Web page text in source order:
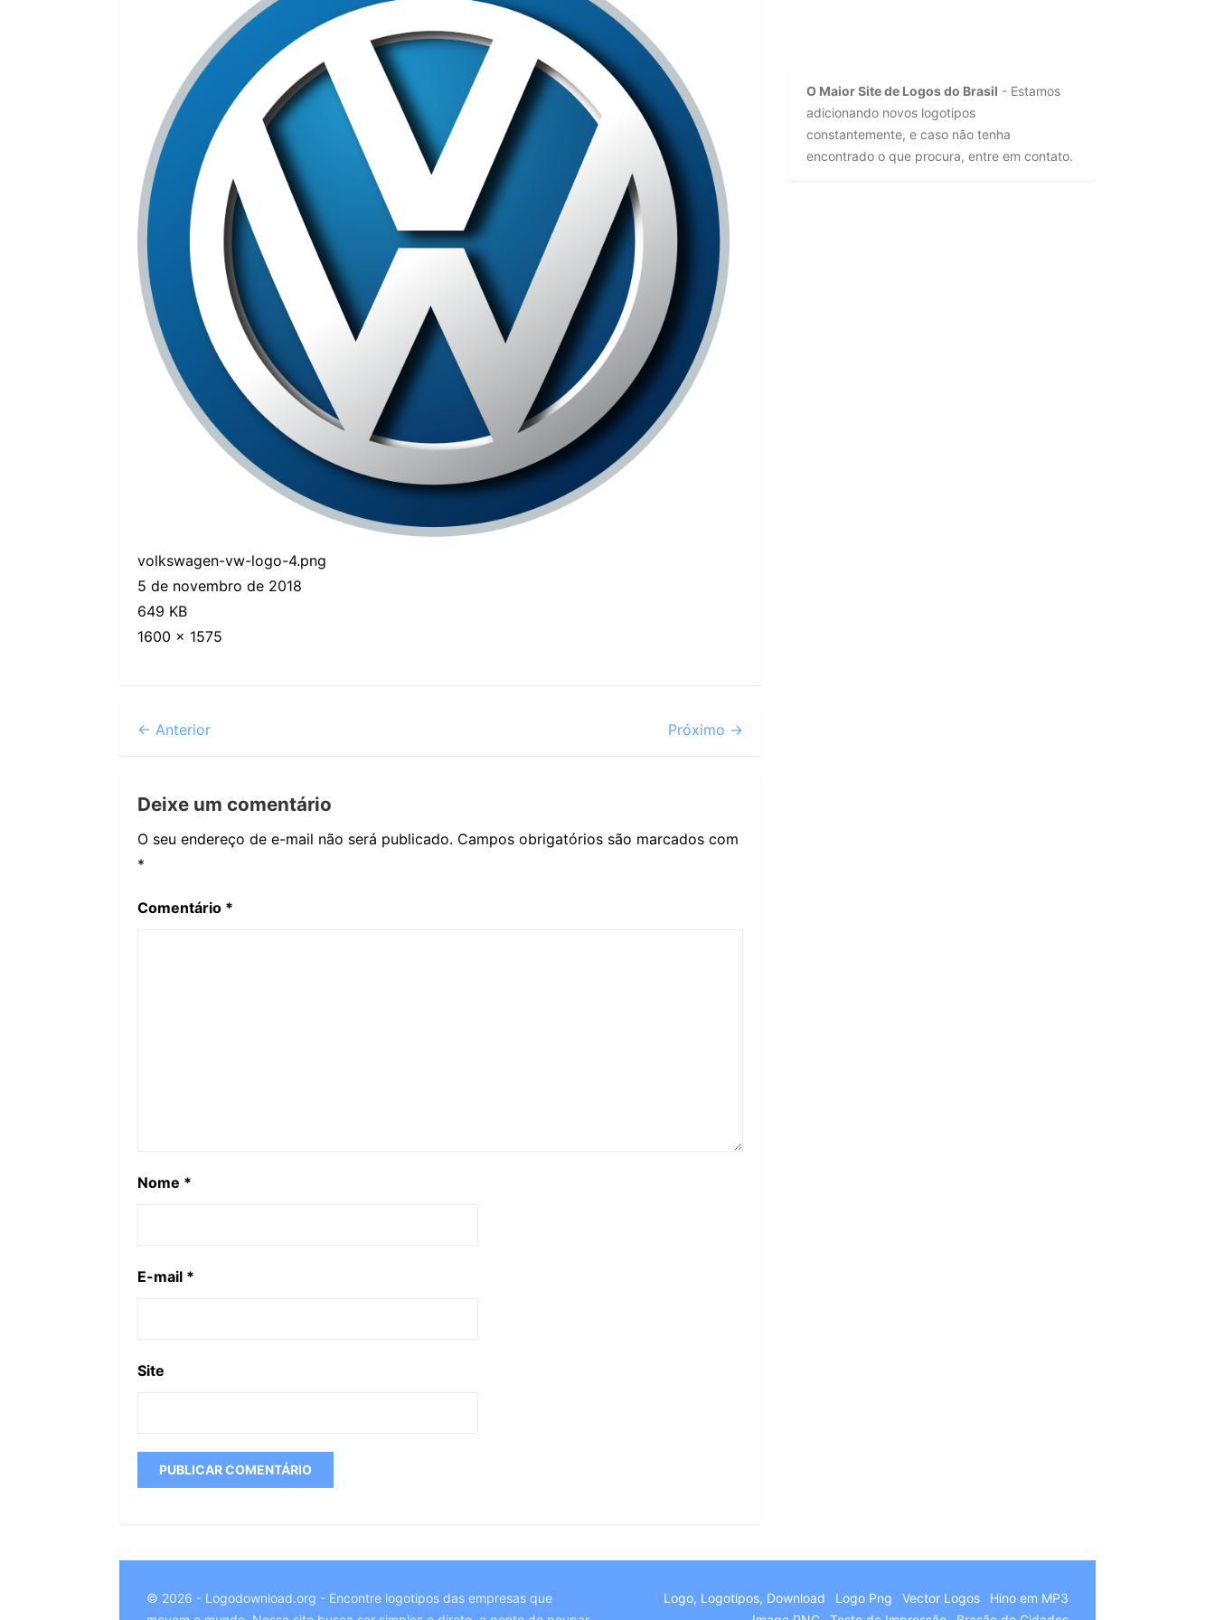
volkswagen-vw-logo-4.png
5 de novembro de 2018
649 KB
1600 × 1575
← Anterior Próximo →
Deixe um comentário
O seu endereço de e-mail não será publicado. Campos obrigatórios são marcados com
*
Comentário *
Nome *
E-mail *
Site
O Maior Site de Logos do Brasil - Estamos
adicionando novos logotipos
constantemente, e caso não tenha
encontrado o que procura, entre em contato.
© 2026 - Logodownload.org - Encontre logotipos das empresas que
Logo, Logotipos, Download Logo Png Vector Logos
Hino em MP3
Arabic
Chinese